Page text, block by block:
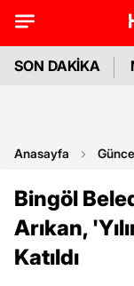
SON DAKİKA
Anasayfa
Bingöl
Arıkan,
Katıldı